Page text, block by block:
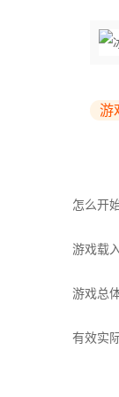
游
怎么开
游戏载
游戏总
有效实